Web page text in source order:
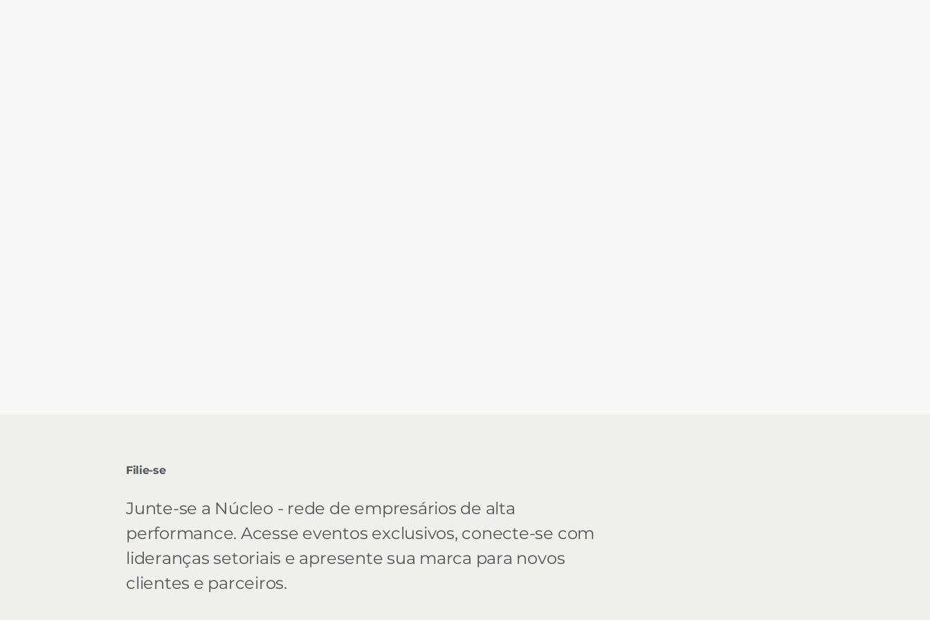
Filie-se
Junte-se a Núcleo - rede de empresários de alta
performance. Acesse eventos exclusivos, conecte-se com
lideranças setoriais e apresente sua marca para novos
clientes e parceiros.